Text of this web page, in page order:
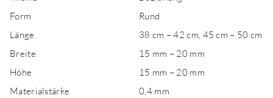
Form
Rund
Länge
38 cm – 42 cm, 45 cm – 50 cm
Breite
15 mm – 20 mm
Höhe
15 mm – 20 mm
Materialstärke
0,4 mm